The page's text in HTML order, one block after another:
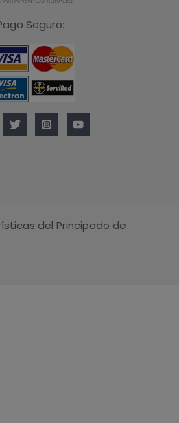
Seguro:
del Principado de